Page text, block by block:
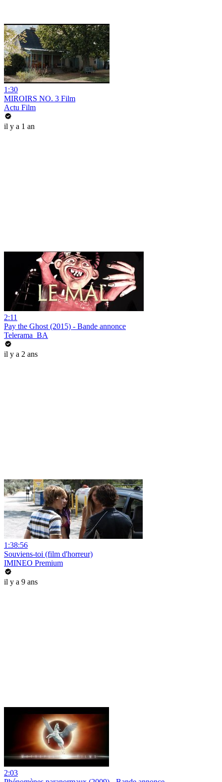
1:30
MIROIRS NO. 3 Film
Actu Film
il y a 1 an
2:11
Pay the Ghost (2015) - Bande annonce
Telerama_BA
il y a 2 ans
1:38:56
Souviens-toi (film d'horreur)
IMINEO Premium
il y a 9 ans
2:03